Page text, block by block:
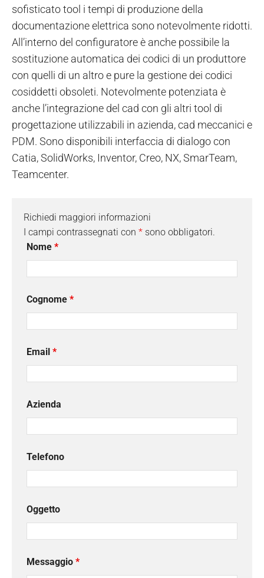
sofisticato tool i tempi di produzione della
documentazione elettrica sono notevolmente ridotti.
All’interno del configuratore è anche possibile la
sostituzione automatica dei codici di un produttore
con quelli di un altro e pure la gestione dei codici
cosiddetti obsoleti. Notevolmente potenziata è
anche l’integrazione del cad con gli altri tool di
progettazione utilizzabili in azienda, cad meccanici e
PDM. Sono disponibili interfaccia di dialogo con
Catia, SolidWorks, Inventor, Creo, NX, SmarTeam,
Teamcenter.
Richiedi maggiori informazioni
I campi contrassegnati con * sono obbligatori.
Nome *
Cognome *
Email *
Azienda
Telefono
Oggetto
Messaggio *